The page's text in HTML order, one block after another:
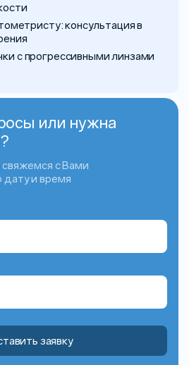
консультация в
с прогрессивными линзами
или нужна
с Вами
и время
заявку